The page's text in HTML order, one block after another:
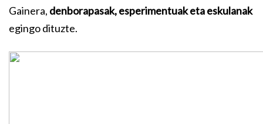
Gainera, denborapasak, esperimentuak eta eskulanak
egingo dituzte.